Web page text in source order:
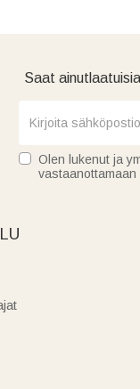
Saat
Olen lukenut ja